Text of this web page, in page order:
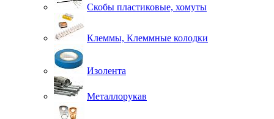
Скобы пластиковые, хомуты
Клеммы, Клеммные колодки
Изолента
Металлорукав